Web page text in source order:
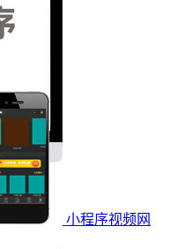
小程序视频网